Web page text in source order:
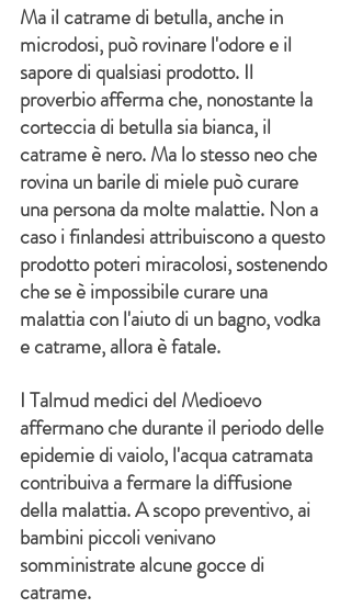
Ma il catrame di betulla, anche in
microdosi, può rovinare l'odore e il
sapore di qualsiasi prodotto. Il
proverbio afferma che, nonostante la
corteccia di betulla sia bianca, il
catrame è nero. Ma lo stesso neo che
rovina un barile di miele può curare
una persona da molte malattie. Non a
caso i finlandesi attribuiscono a questo
prodotto poteri miracolosi, sostenendo
che se è impossibile curare una
malattia con l'aiuto di un bagno, vodka
e catrame, allora è fatale.
I Talmud medici del Medioevo
affermano che durante il periodo delle
epidemie di vaiolo, l'acqua catramata
contribuiva a fermare la diffusione
della malattia. A scopo preventivo, ai
bambini piccoli venivano
somministrate alcune gocce di
catrame.